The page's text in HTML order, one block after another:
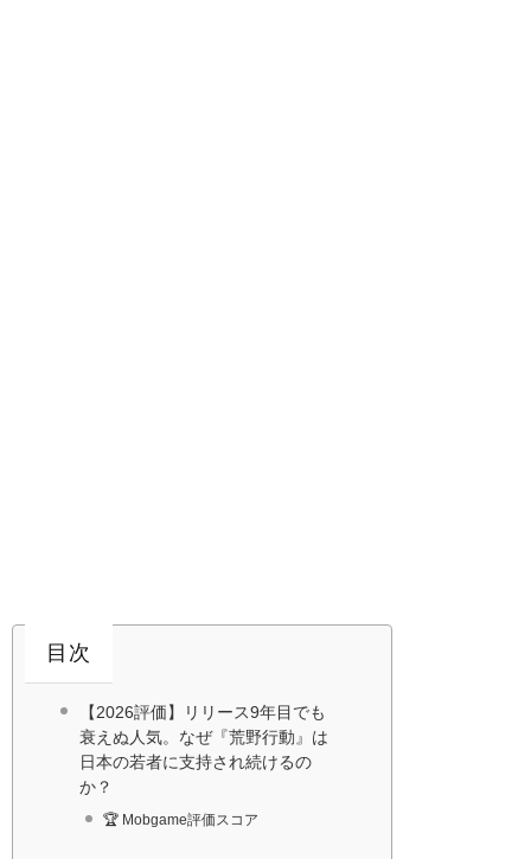
目次
【2026評価】リリース9年目でも
衰えぬ人気。なぜ『荒野行動』は
日本の若者に支持され続けるの
か？
🏆 Mobgame評価スコア